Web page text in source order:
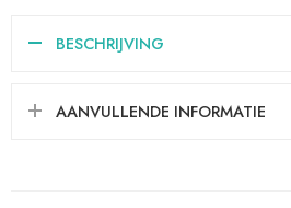
BESCHRIJVING
AANVULLENDE INFORMATIE